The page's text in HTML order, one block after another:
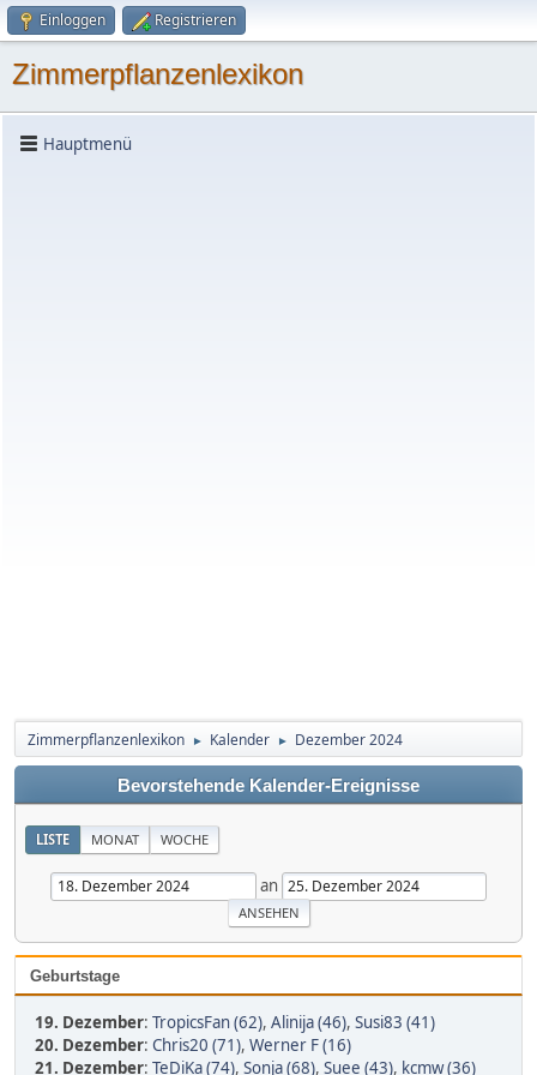
Einloggen Registrieren
Zimmerpflanzenlexikon
Hauptmenü
Zimmerpflanzenlexikon ► Kalender ► Dezember 2024
Bevorstehende Kalender-Ereignisse
LISTE MONAT WOCHE
an
Geburtstage
19. Dezember: TropicsFan (62), Alinija (46), Susi83 (41)
20. Dezember: Chris20 (71), Werner F (16)
21. Dezember: TeDiKa (74), Sonja (68), Suee (43), kcmw (36)